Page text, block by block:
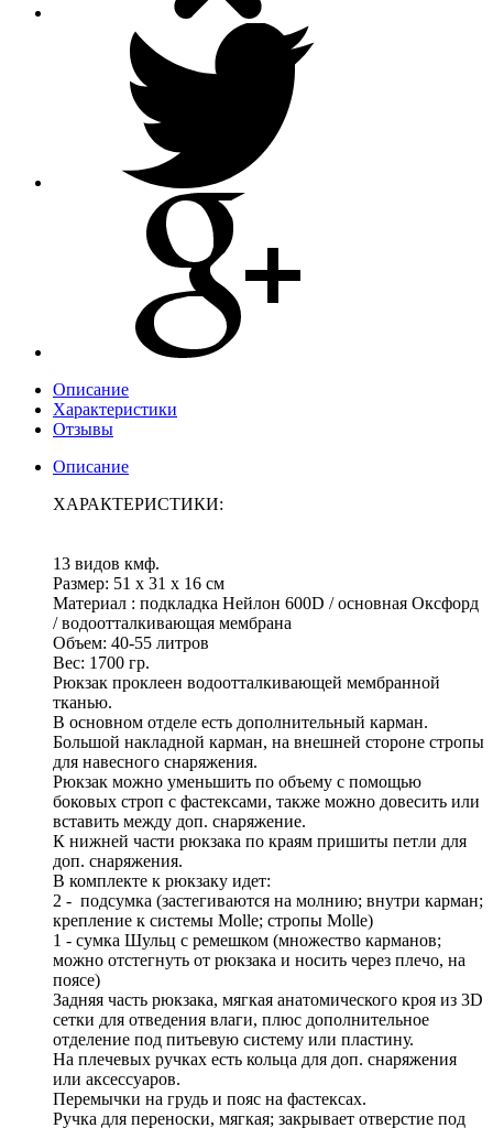
Описание
Характеристики
Отзывы
Описание
ХАРАКТЕРИСТИКИ:
13 видов кмф.
Размер: 51 х 31 х 16 см
Материал : подкладка Нейлон 600D / основная Оксфорд
/ водоотталкивающая мембрана
Объем: 40-55 литров
Вес: 1700 гр.
Рюкзак проклеен водоотталкивающей мембранной
тканью.
В основном отделе есть дополнительный карман.
Большой накладной карман, на внешней стороне стропы
для навесного снаряжения.
Рюкзак можно уменьшить по объему с помощью
боковых строп с фастексами, также можно довесить или
вставить между доп. снаряжение.
К нижней части рюкзака по краям пришиты петли для
доп. снаряжения.
В комплекте к рюкзаку идет:
2 - подсумка (застегиваются на молнию; внутри карман;
крепление к системы Molle; стропы Molle)
1 - сумка Шульц с ремешком (множество карманов;
можно отстегнуть от рюкзака и носить через плечо, на
поясе)
Задняя часть рюкзака, мягкая анатомического кроя из 3D
сетки для отведения влаги, плюс дополнительное
отделение под питьевую систему или пластину.
На плечевых ручках есть кольца для доп. снаряжения
или аксессуаров.
Перемычки на грудь и пояс на фастексах.
Ручка для переноски, мягкая; закрывает отверстие под